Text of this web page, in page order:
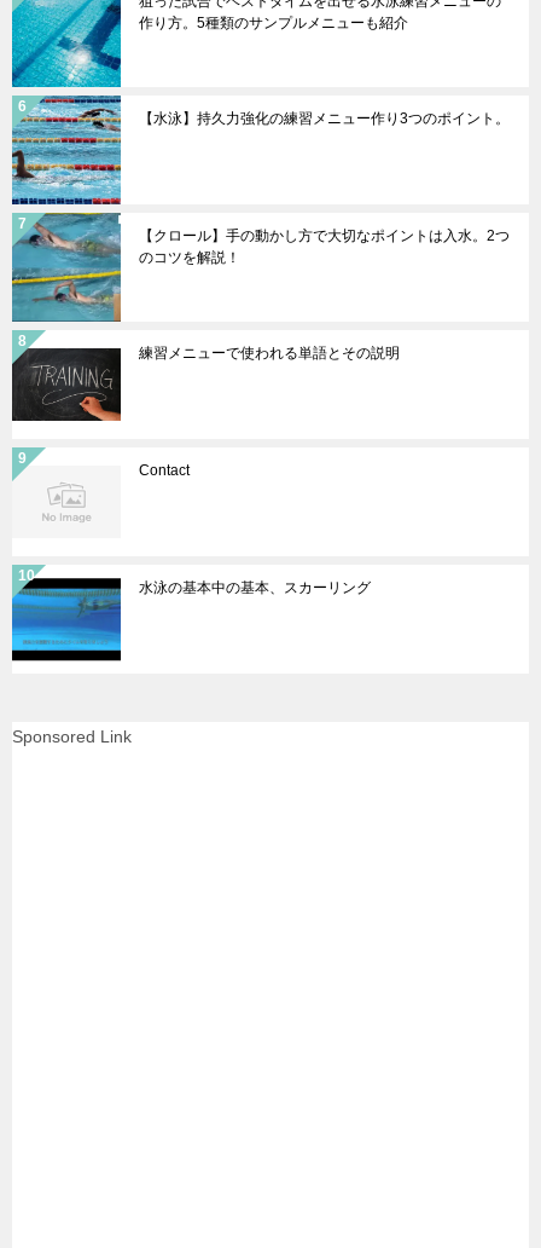
作り方。5種類のサンプルメニューも紹介
【水泳】持久力強化の練習メニュー作り3つのポイント。
【クロール】手の動かし方で大切なポイントは入水。2つ
のコツを解説！
練習メニューで使われる単語とその説明
Contact
水泳の基本中の基本、スカーリング
Sponsored Link